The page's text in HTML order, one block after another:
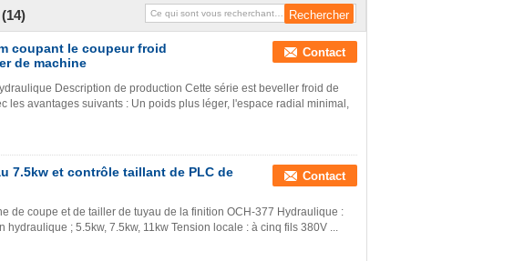
(14)
coupant le coupeur froid
de machine
Contact
Description de production Cette série est beveller froid de
les avantages suivants : Un poids plus léger, l'espace radial minimal,
7.5kw et contrôle taillant de PLC de
Contact
de coupe et de tailler de tuyau de la finition OCH-377 Hydraulique :
hydraulique ; 5.5kw, 7.5kw, 11kw Tension locale : à cinq fils 380V ...